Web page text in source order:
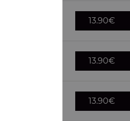
13.90€
13.90€
13.90€